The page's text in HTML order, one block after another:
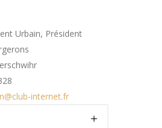
Urbain, Président
internet.fr